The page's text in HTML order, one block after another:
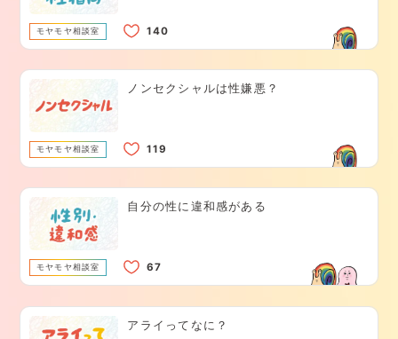
モヤモヤ相談室
ノンセクシャルは性嫌悪？
モヤモヤ相談室
自分の性に違和感がある
モヤモヤ相談室
アライってなに？